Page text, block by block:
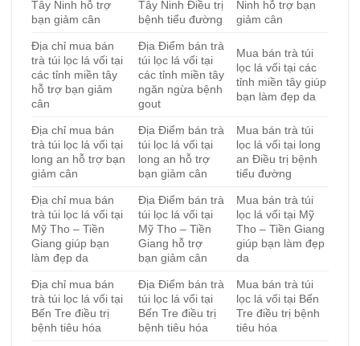
Tây Ninh hỗ trợ
bạn giảm cân
Tây Ninh Điều trị
bệnh tiểu đường
Ninh hỗ trợ bạn
giảm cân
Địa chỉ mua bán
trà túi lọc lá vối tại
các tỉnh miền tây
hỗ trợ bạn giảm
cân
Địa Điểm bán trà
túi lọc lá vối tại
các tỉnh miền tây
ngăn ngừa bệnh
gout
Mua bán trà túi
lọc lá vối tại các
tỉnh miền tây giúp
bạn làm đẹp da
Địa chỉ mua bán
trà túi lọc lá vối tại
long an hỗ trợ bạn
giảm cân
Địa Điểm bán trà
túi lọc lá vối tại
long an hỗ trợ
bạn giảm cân
Mua bán trà túi
lọc lá vối tại long
an Điều trị bệnh
tiểu đường
Địa chỉ mua bán
trà túi lọc lá vối tại
Mỹ Tho – Tiền
Giang giúp bạn
làm đẹp da
Địa Điểm bán trà
túi lọc lá vối tại
Mỹ Tho – Tiền
Giang hỗ trợ
bạn giảm cân
Mua bán trà túi
lọc lá vối tại Mỹ
Tho – Tiền Giang
giúp bạn làm đẹp
da
Địa chỉ mua bán
trà túi lọc lá vối tại
Bến Tre điều trị
bệnh tiêu hóa
Địa Điểm bán trà
túi lọc lá vối tại
Bến Tre điều trị
bệnh tiêu hóa
Mua bán trà túi
lọc lá vối tại Bến
Tre điều trị bệnh
tiêu hóa